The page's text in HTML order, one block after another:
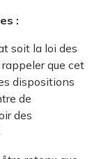
:
soit la loi des
que cet
dispositions
de
des